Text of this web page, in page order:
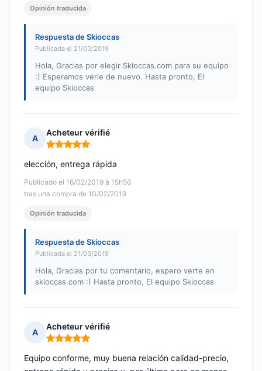
Opinión traducida
Respuesta de Skioccas
Publicada el 21/03/2019
Hola, Gracias por elegir Skioccas.com para su equipo
:) Esperamos verle de nuevo. Hasta pronto, El
equipo Skioccas
A
Acheteur vérifié
Nota: 5 de 5
Publicado el 16/02/2019 à 15h56
tras una compra de 10/02/2019
elección, entrega rápida
Opinión traducida
Respuesta de Skioccas
Publicada el 21/03/2019
Hola, Gracias por tu comentario, espero verte en
skioccas.com :) Hasta pronto, El equipo Skioccas
A
Acheteur vérifié
Nota: 5 de 5
Equipo conforme, muy buena relación calidad-precio,